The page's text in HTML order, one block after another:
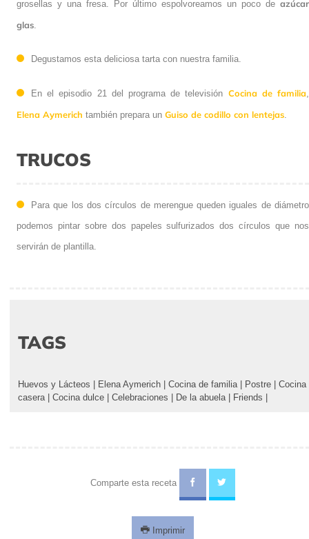
grosellas y una fresa. Por último espolvoreamos un poco de azúcar
glas.
Degustamos esta deliciosa tarta con nuestra familia.
En el episodio 21 del programa de televisión Cocina de familia,
Elena Aymerich también prepara un Guiso de codillo con lentejas.
TRUCOS
Para que los dos círculos de merengue queden iguales de diámetro
podemos pintar sobre dos papeles sulfurizados dos círculos que nos
servirán de plantilla.
TAGS
Huevos y Lácteos Elena Aymerich Cocina de familia| Postre
Cocina
casera| Cocina dulce Celebraciones De la abuela| Friends
Comparte esta receta
Imprimir